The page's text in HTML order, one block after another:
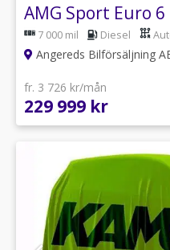
AMG Sport Euro 6
7 000 mil Diesel
Angereds Bilförsäljning
fr. 3 726 kr/mån
229 999 kr